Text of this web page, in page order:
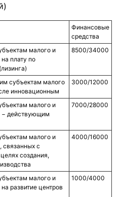
Финансовые
средства
малого и
плату по
8500/34000
субъектам малого
инновационным
3000/12000
малого и
− действующим
7000/28000
малого и
связанных с
создания,
4000/16000
малого и
развитие центров
1000/4000